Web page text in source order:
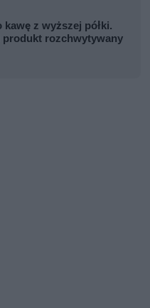
kawę z wyższej półki.
produkt rozchwytywany